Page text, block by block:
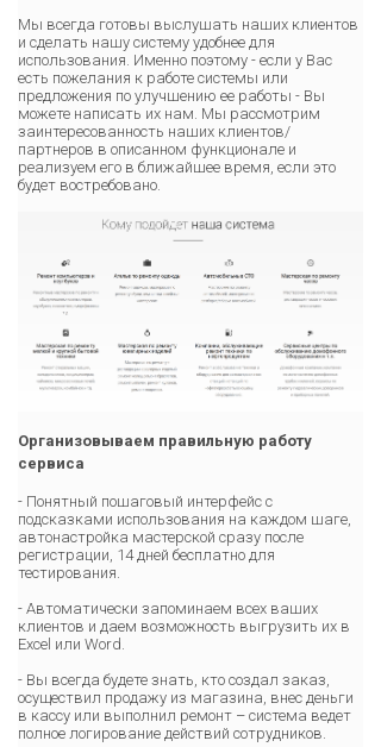
Мы всегда готовы выслушать наших клиентов
и сделать нашу систему удобнее для
использования. Именно поэтому - если у Вас
есть пожелания к работе системы или
предложения по улучшению ее работы - Вы
можете написать их нам. Мы рассмотрим
заинтересованность наших клиентов/
партнеров в описанном функционале и
реализуем его в ближайшее время, если это
будет востребовано.
Организовываем правильную работу
сервиса
- Понятный пошаговый интерфейс с
подсказками использования на каждом шаге,
автонастройка мастерской сразу после
регистрации, 14 дней бесплатно для
тестирования.
- Автоматически запоминаем всех ваших
клиентов и даем возможность выгрузить их в
Excel или Word.
- Вы всегда будете знать, кто создал заказ,
осуществил продажу из магазина, внес деньги
в кассу или выполнил ремонт – система ведет
полное логирование действий сотрудников.